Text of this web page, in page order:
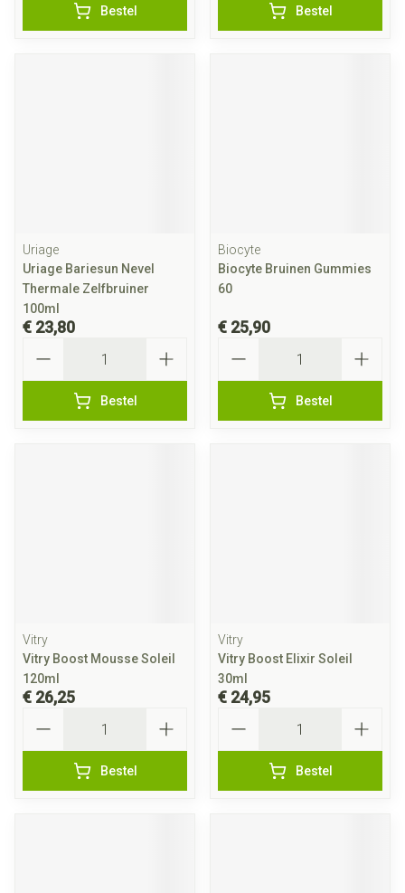
Bestel Bestel
Uriage
Uriage Bariesun Nevel
Thermale Zelfbruiner
100ml
€ 23,80
Bestel
Biocyte
Biocyte Bruinen Gummies
60
€ 25,90
Bestel
Vitry
Vitry Boost Mousse Soleil
120ml
€ 26,25
Bestel
Vitry
Vitry Boost Elixir Soleil
30ml
€ 24,95
Bestel